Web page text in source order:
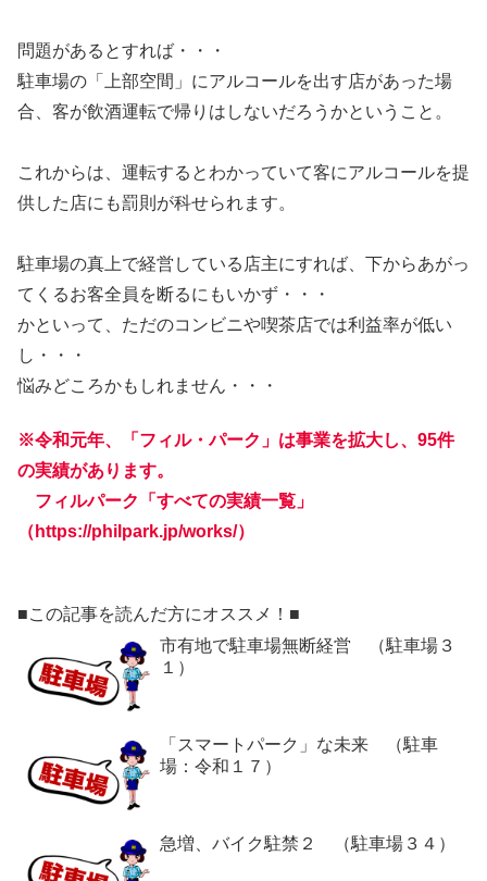
問題があるとすれば・・・
駐車場の「上部空間」にアルコールを出す店があった場
合、客が飲酒運転で帰りはしないだろうかということ。
これからは、運転するとわかっていて客にアルコールを提
供した店にも罰則が科せられます。
駐車場の真上で経営している店主にすれば、下からあがっ
てくるお客全員を断るにもいかず・・・
かといって、ただのコンビニや喫茶店では利益率が低い
し・・・
悩みどころかもしれません・・・
※令和元年、「フィル・パーク」は事業を拡大し、95件
の実績があります。
フィルパーク「すべての実績一覧」
（ https://philpark.jp/works/）
■この記事を読んだ方にオススメ！■
市有地で駐車場無断経営 （駐車場３
１）
「スマートパーク」な未来 （駐車
場：令和１７）
急増、バイク駐禁２ （駐車場３４）